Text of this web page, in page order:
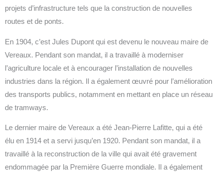
projets d’infrastructure tels que la construction de nouvelles
routes et de ponts.
En 1904, c’est Jules Dupont qui est devenu le nouveau maire de
Vereaux. Pendant son mandat, il a travaillé à moderniser
l’agriculture locale et à encourager l’installation de nouvelles
industries dans la région. Il a également œuvré pour l’amélioration
des transports publics, notamment en mettant en place un réseau
de tramways.
Le dernier maire de Vereaux a été Jean-Pierre Lafitte, qui a été
élu en 1914 et a servi jusqu’en 1920. Pendant son mandat, il a
travaillé à la reconstruction de la ville qui avait été gravement
endommagée par la Première Guerre mondiale. Il a également